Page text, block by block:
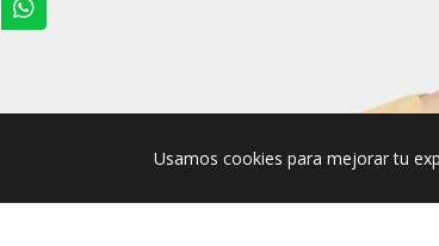
Usamos cookies para mejorar tu